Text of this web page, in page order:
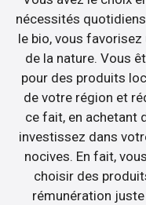
nécessités
le bio, vous
de la nature. Vous
pour des produits
de votre région et
ce fait, en achetant
investissez dans
nocives. En fait,
choisir des
rémunération